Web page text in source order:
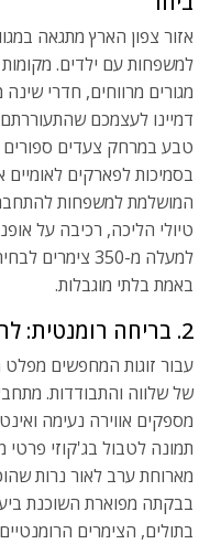
אזור צפון הארץ מתגאה
למשפחות עם ילדים. מקומות
מגורים מרווחים, חדרי שינה
דמיינו לעצמכם שהתעוררתם
טבע במרחק צעדים ספורים
בסמיכות לפארקים לאומיים
המושלמת למשפחות להתחבר
טיולי הליכה, רכיבה על
למעלה מ-350 צימרים לבחירה ב
באמת בלתי מוגבלות.
2. בריחה רומנטית: להירגע ולהתחבר מחדש
עבור זוגות המחפשים מפלט
של שלווה והתבודדות.
מספקים אווירה נעימה
תמונה לטבול בג'קוזי
מארוחת ערב לאור נרות
בבקתה מפוארת השוכנת
בתולים, הצימרים